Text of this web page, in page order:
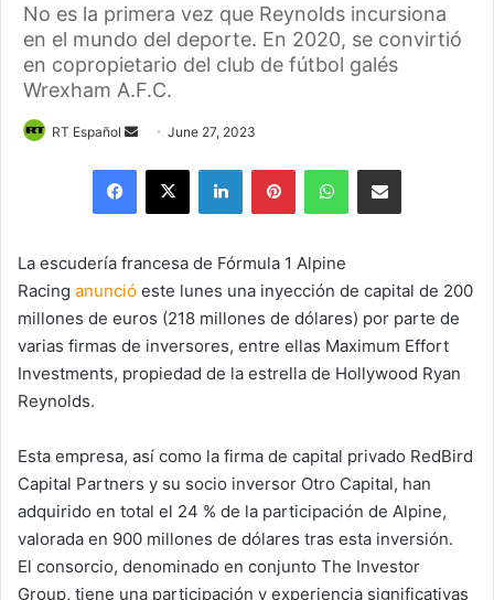
No es la primera vez que Reynolds incursiona
en el mundo del deporte. En 2020, se convirtió
en copropietario del club de fútbol galés
Wrexham A.F.C.
RT Español
Send
email
June 27, 2023
Facebook
X LinkedInPinterestWhatsAppShare via Email
La escudería francesa de Fórmula 1 Alpine
Racing anunció este lunes una inyección de capital de 200
millones de euros (218 millones de dólares) por parte de
varias firmas de inversores, entre ellas Maximum Effort
Investments, propiedad de la estrella de Hollywood Ryan
Reynolds.
Esta empresa, así como la firma de capital privado RedBird
Capital Partners y su socio inversor Otro Capital, han
adquirido en total el 24 % de la participación de Alpine,
valorada en 900 millones de dólares tras esta inversión.
El consorcio, denominado en conjunto The Investor
Group, tiene una participación y experiencia significativas